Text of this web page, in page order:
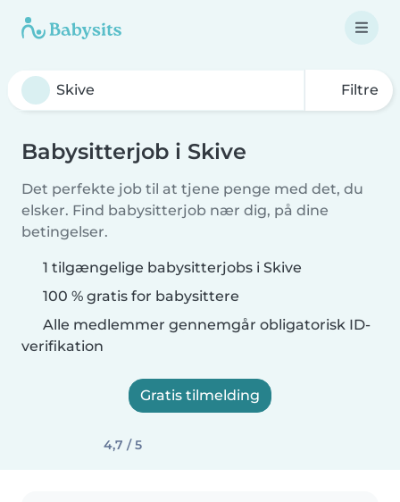
Filtre
Babysitterjob i Skive
Det perfekte job til at tjene penge med det, du
elsker. Find babysitterjob nær dig, på dine
betingelser.
1 tilgængelige babysitterjobs i Skive
100 % gratis for babysittere
Alle medlemmer gennemgår obligatorisk ID-
verifikation
Gratis tilmelding
4,7 / 5